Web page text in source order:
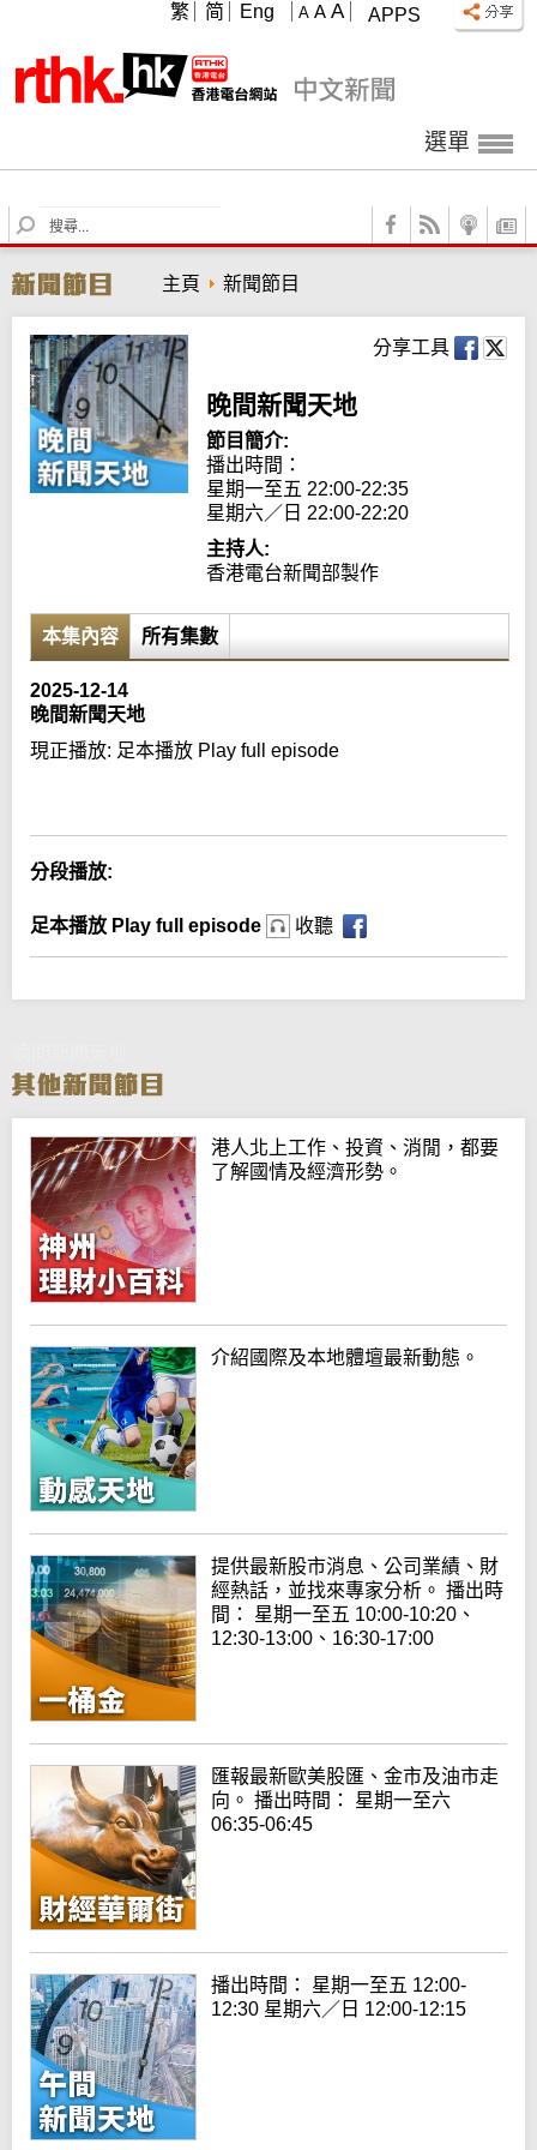
APPS
A A A
繁 简 Eng
選單
S
e
r
c
h
主頁 新聞節目
分享工具
晚間新聞天地
節目簡介:
播出時間：
星期一至五 22:00-22:35
星期六／日 22:00-22:20
主持人:
香港電台新聞部製作
本集內容 所有集數
2025-12-14
晚間新聞天地
現正播放: 足本播放 Play full episode
分段播放:
足本播放 Play full episode 收聽
港人北上工作、投資、消閒，都要
了解國情及經濟形勢。
介紹國際及本地體壇最新動態。
提供最新股市消息、公司業績、財
經熱話，並找來專家分析。 播出時
間： 星期一至五 10:00-10:20、
12:30-13:00、16:30-17:00
匯報最新歐美股匯、金市及油市走
向。 播出時間： 星期一至六
06:35-06:45
播出時間： 星期一至五 12:00-
12:30 星期六／日 12:00-12:15